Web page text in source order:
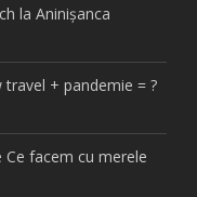
la Aninișanca
+ pandemie = ?
facem cu merele